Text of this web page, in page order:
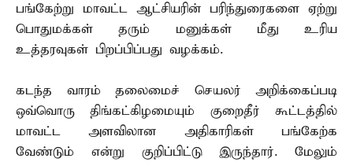
பங்கேற்று மாவட்ட ஆட்சியரின் பரிந்துரைகளை ஏற்று
பொதுமக்கள் தரும் மனுக்கள் மீது உரிய
உத்தரவுகள் பிறப்பிப்பது வழக்கம்.
கடந்த வாரம் தலைமைச் செயலர் அறிக்கைப்படி
ஒவ்வொரு திங்கட்கிழமையும் குறைதீர் கூட்டத்தில்
மாவட்ட அளவிலான அதிகாரிகள் பங்கேற்க
வேண்டும் என்று குறிப்பிட்டு இருந்தார். மேலும்